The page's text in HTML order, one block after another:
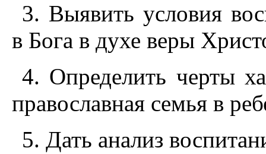
3. Выявить условия
в Бога в духе веры
4. Определить черты
православная семья в
5. Дать анализ